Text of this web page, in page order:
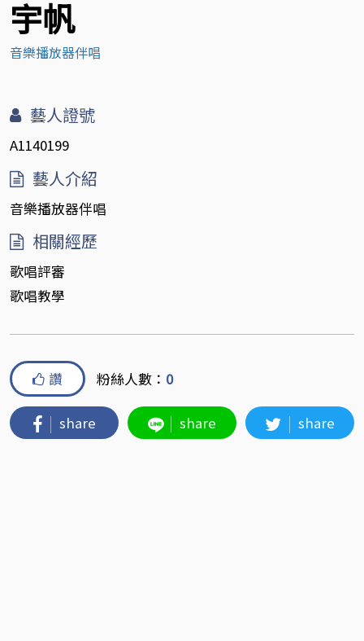
宇帆
音樂播放器伴唱
藝人證號
A1140199
藝人介紹
音樂播放器伴唱
相關經歷
歌唱評審
歌唱教學
讚 粉絲人數： 0
share share share